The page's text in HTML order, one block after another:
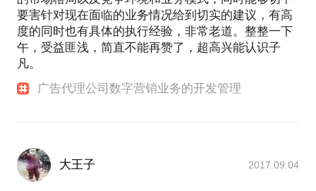
要害针对现在面临的业务情况给到切实的建议，有高
度的同时也有具体的执行经验，非常老道。整整一下
午，受益匪浅，简直不能再赞了，超高兴能认识子
凡。
广告代理公司数字营销业务的开发管理
大王子 2017.09.04